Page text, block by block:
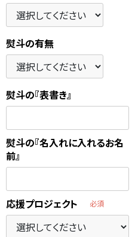
熨斗の有無
熨斗の『表書き』
熨斗の『名入れに入れるお名
前』
応援プロジェクト 必須